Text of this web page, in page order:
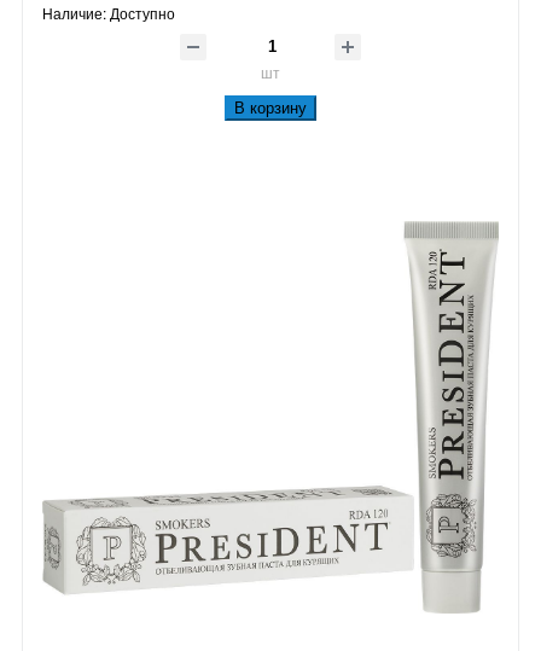
Наличие: Доступно
шт
В корзину